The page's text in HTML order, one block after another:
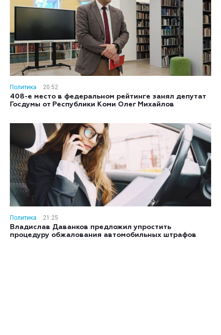
Политика
20:52
408-е место в федеральном рейтинге занял депутат
Госдумы от Республики Коми Олег Михайлов
Политика
21:25
Владислав Даванков предложил упростить
процедуру обжалования автомобильных штрафов